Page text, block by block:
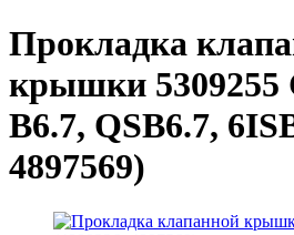
Прокладка
крышки 5309255
B6.7, QSB6.7,
4897569)